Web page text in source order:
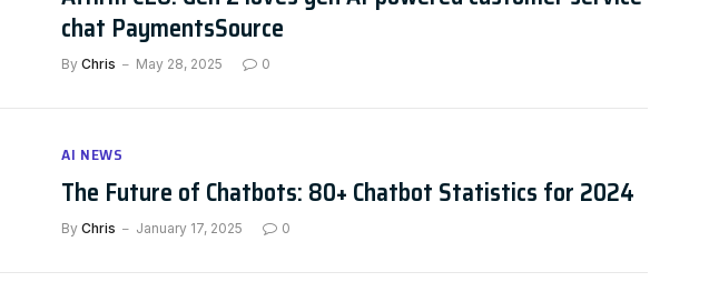
chat PaymentsSource
By Chris May 28, 2025 0
AI NEWS
The Future of Chatbots: 80+ Chatbot Statistics for 2024
By Chris January 17, 2025 0